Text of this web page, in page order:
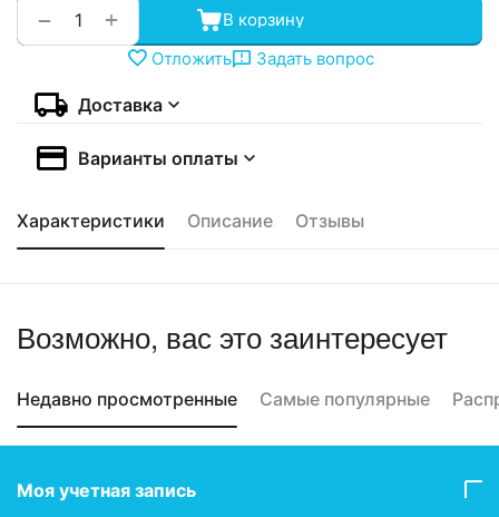
+
−
В корзину
Отложить
Задать вопрос
Доставка
Варианты оплаты
Характеристики Описание Отзывы
Возможно, вас это заинтересует
Недавно просмотренные Самые популярные
Моя учетная запись